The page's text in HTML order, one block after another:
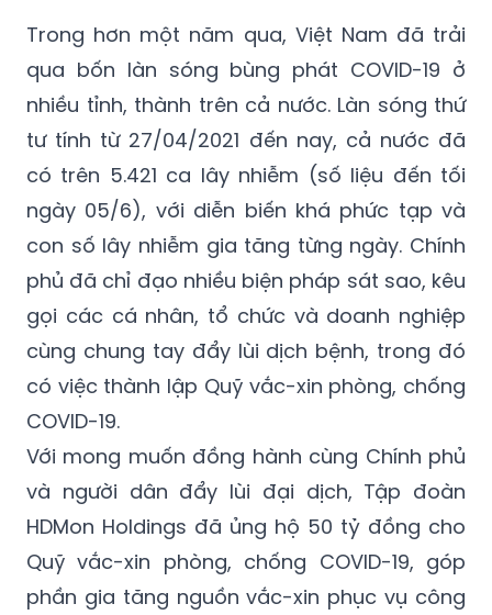
Trong hơn một năm qua, Việt Nam đã trải
qua bốn làn sóng bùng phát COVID-19 ở
nhiều tỉnh, thành trên cả nước. Làn sóng thứ
tư tính từ 27/04/2021 đến nay, cả nước đã
có trên 5.421 ca lây nhiễm (số liệu đến tối
ngày 05/6), với diễn biến khá phức tạp và
con số lây nhiễm gia tăng từng ngày. Chính
phủ đã chỉ đạo nhiều biện pháp sát sao, kêu
gọi các cá nhân, tổ chức và doanh nghiệp
cùng chung tay đẩy lùi dịch bệnh, trong đó
có việc thành lập Quỹ vắc-xin phòng, chống
COVID-19.
Với mong muốn đồng hành cùng Chính phủ
và người dân đẩy lùi đại dịch, Tập đoàn
HDMon Holdings đã ủng hộ 50 tỷ đồng cho
Quỹ vắc-xin phòng, chống COVID-19, góp
phần gia tăng nguồn vắc-xin phục vụ công